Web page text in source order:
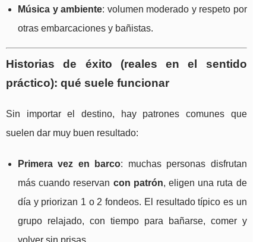
Música y ambiente: volumen moderado y respeto por
otras embarcaciones y bañistas.
Historias de éxito (reales en el sentido
práctico): qué suele funcionar
Sin importar el destino, hay patrones comunes que
suelen dar muy buen resultado:
Primera vez en barco: muchas personas disfrutan
más cuando reservan con patrón, eligen una ruta de
día y priorizan 1 o 2 fondeos. El resultado típico es un
grupo relajado, con tiempo para bañarse, comer y
volver sin prisas.